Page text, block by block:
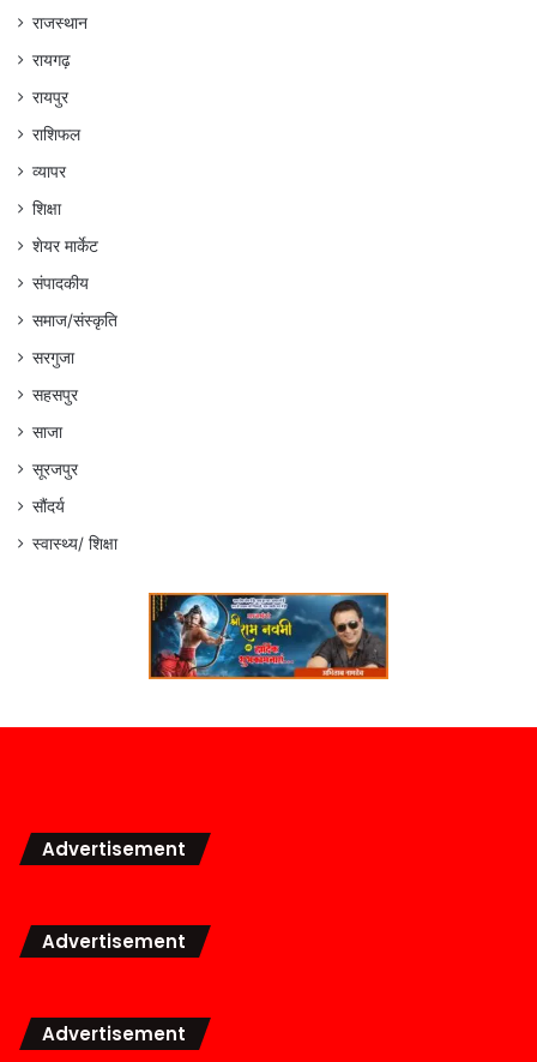
राजस्थान
रायगढ़
रायपुर
राशिफल
व्यापर
शिक्षा
शेयर मार्केट
संपादकीय
समाज/संस्कृति
सरगुजा
सहसपुर
साजा
सूरजपुर
सौंदर्य
स्वास्थ्य/ शिक्षा
Advertisement
Advertisement
Advertisement